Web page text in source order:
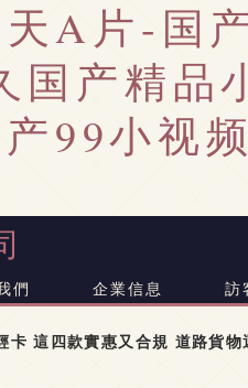
A片-国
国产精品
99小视
們 企業信息 訪
卡 這四款實惠又合規 道路貨物